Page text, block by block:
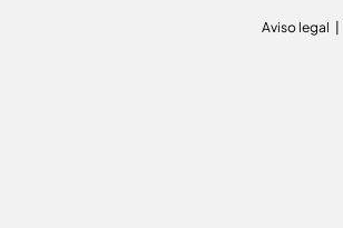
Aviso legal